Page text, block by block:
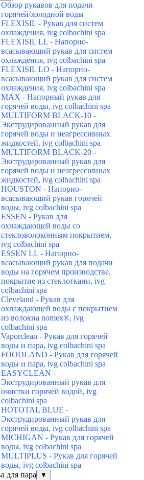
Обзор рукавов для подачи
горячей/холодной воды
FLEXISIL - Рукав для систем
охлаждения, ivg colbachini spa
FLEXISIL LL - Напорно-
всасывающий рукав для систем
охлаждения, ivg colbachini spa
FLEXISIL LO - Напорно-
всасывающий рукав для систем
охлаждения, ivg colbachini spa
MAX - Напорный рукав для
горячей воды, ivg colbachini spa
MULTIFORM BLACK-10 -
Экструдированный рукав для
горячей воды и неагрессивных
жидкостей, ivg colbachini spa
MULTIFORM BLACK-20 -
Экструдированный рукав для
горячей воды и неагрессивных
жидкостей, ivg colbachini spa
HOUSTON - Напорно-
всасывающий рукав горячей
воды, ivg colbachini spa
ESSEN - Рукав для
охлаждающей воды со
стекловолоконным покрытием,
ivg colbachini spa
ESSEN LL - Напорно-
всасывающий рукав для подачи
воды на горячем производстве,
покрытие из стеклоткани, ivg
colbachini spa
Cleveland - Рукав для
охлаждающей воды с покрытием
из волокна nomex®, ivg
colbachini spa
Vaporclean - Рукав для горячей
воды и пара, ivg colbachini spa
FOODLAND - Рукав для горячей
воды и пара, ivg colbachini spa
EASYCLEAN -
Экструдированный рукав для
очистки горячей водой, ivg
colbachini spa
HOTOTAL BLUE -
Экструдированный рукав для
горячей воды, ivg colbachini spa
MICHIGAN - Рукав для горячей
воды, ivg colbachini spa
MULTIPLUS - Рукав для горячей
воды, ivg colbachini spa
для пара
▼